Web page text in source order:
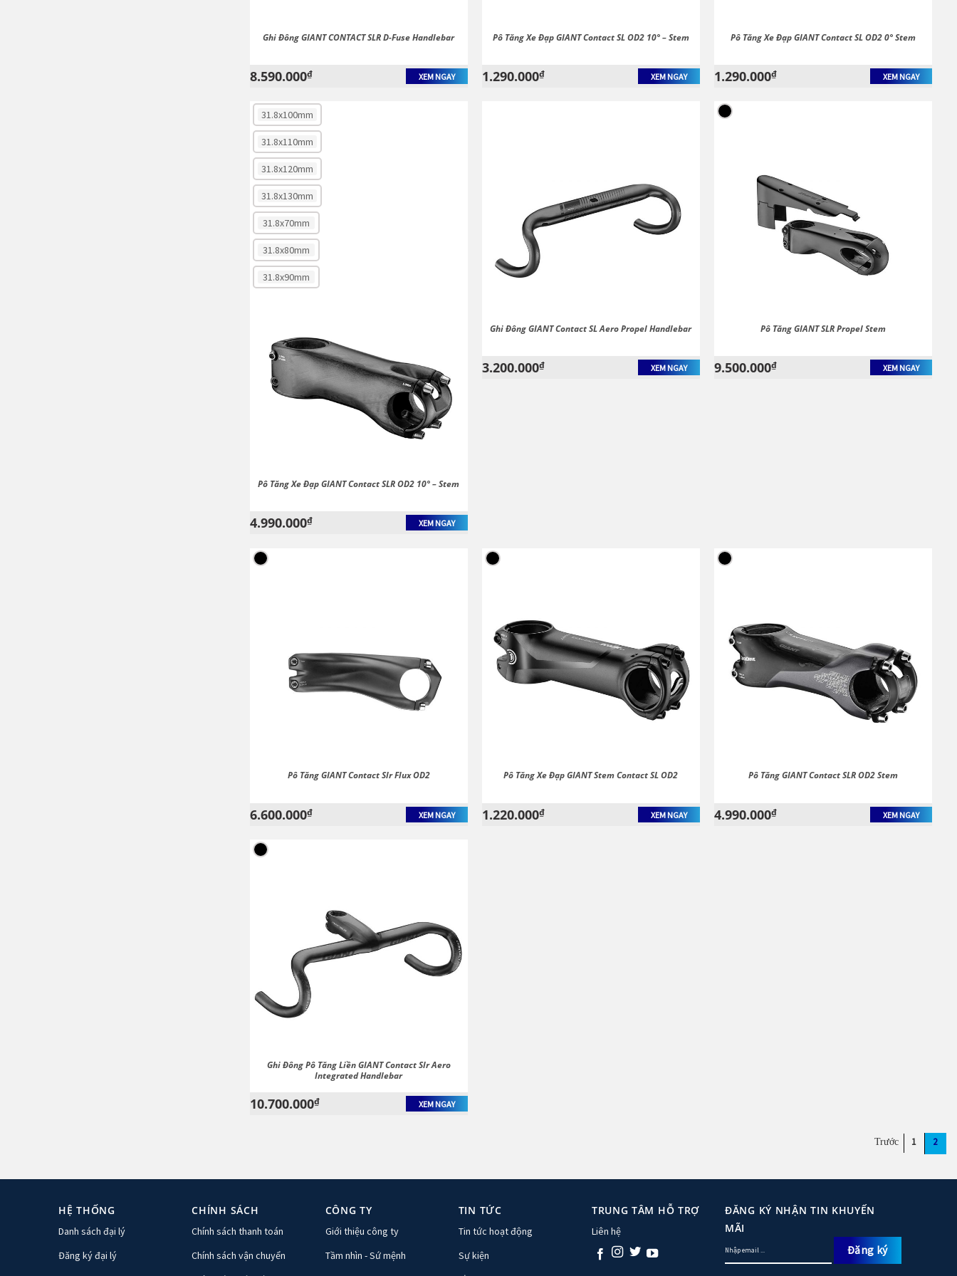
Ghi Đông GIANT CONTACT SLR D-Fuse Handlebar
8.590.000₫ XEM NGAY
Pô Tăng Xe Đạp GIANT Contact SL OD2 10° – Stem
1.290.000₫ XEM NGAY
Pô Tăng Xe Đạp GIANT Contact SL OD2 0° Stem
1.290.000₫ XEM NGAY
31.8x100mm
31.8x110mm
31.8x120mm
31.8x130mm
31.8x70mm
31.8x80mm
31.8x90mm
Pô Tăng Xe Đạp GIANT Contact SLR OD2 10° – Stem
4.990.000₫ XEM NGAY
Ghi Đông GIANT Contact SL Aero Propel Handlebar
3.200.000₫ XEM NGAY
Pô Tăng GIANT SLR Propel Stem
9.500.000₫ XEM NGAY
Pô Tăng GIANT Contact Slr Flux OD2
6.600.000₫ XEM NGAY
Pô Tăng Xe Đạp GIANT Stem Contact SL OD2
1.220.000₫ XEM NGAY
Pô Tăng GIANT Contact SLR OD2 Stem
4.990.000₫ XEM NGAY
Ghi Đông Pô Tăng Liền GIANT Contact Slr Aero
Integrated Handlebar
10.700.000₫ XEM NGAY
1 2
HỆ THỐNG
Danh sách đại lý
Đăng ký đại lý
CHÍNH SÁCH
Chính sách thanh toán
Chính sách vận chuyển
CÔNG TY
Giới thiệu công ty
Tầm nhìn - Sứ mệnh
TIN TỨC
Tin tức hoạt động
Sự kiện
TRUNG TÂM HỖ TRỢ
Liên hệ
ĐĂNG KÝ NHẬN TIN KHUYẾN
MÃI